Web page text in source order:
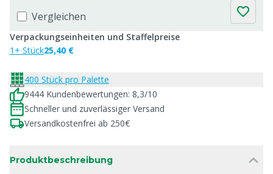
Vergleichen
Verpackungseinheiten und Staffelpreise
1+ Stück25,40 €
400 Stück pro Palette
9444 Kundenbewertungen: 8,3/10
Schneller und zuverlässiger Versand
Versandkostenfrei ab 250€
Produktbeschreibung